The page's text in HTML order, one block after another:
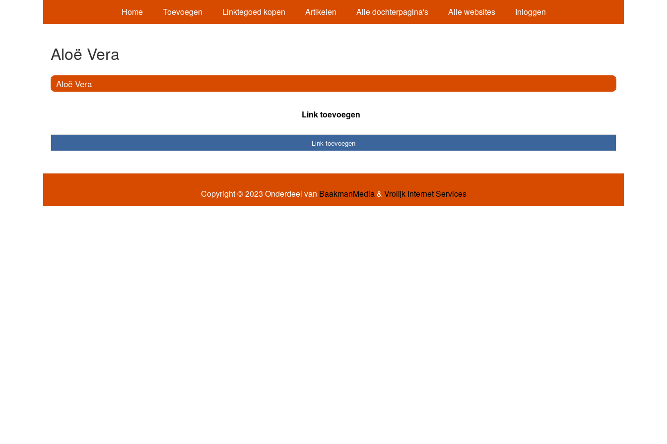
Home Toevoegen Linktegoed kopen Artikelen Alle dochterpagina's Alle websites Inloggen
Aloë Vera
Aloë Vera
Link toevoegen
Link toevoegen
Copyright © 2023 Onderdeel van BaakmanMedia& Vrolijk Internet Services